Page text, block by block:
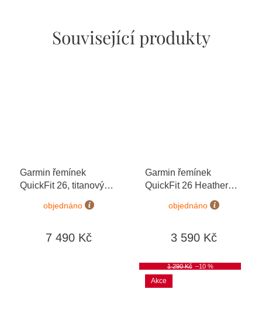
Související produkty
Garmin řemínek
QuickFit 26, titanový
objednáno
7 490 Kč
Garmin řemínek
QuickFit 26 Heathered
Red Nylon 010-12864-
objednáno
3 590 Kč
Akce
1 290 Kč –10 %